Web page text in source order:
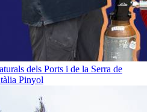
dels Ports i de la Serra de
Pinyol